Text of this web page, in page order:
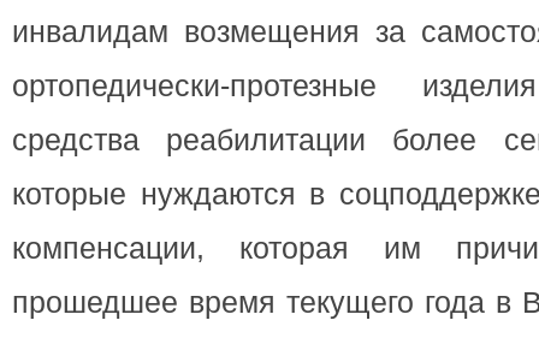
инвалидам возмещения за
ортопедически-протезные
средства реабилитации более
которые нуждаются в
компенсации, которая им
прошедшее время текущего года в